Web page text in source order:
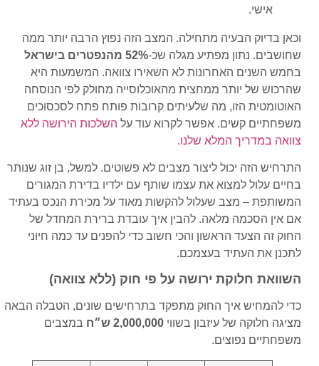
אישי.
וכאן בדיוק הבעיה מתחילה. המצב הזה נפוץ הרבה יותר ממה
שחושבים. נתון מפתיע מגלה שכ-52% מהנפטרים בישראל
בחמש השנים האחרונות לא השאירו צוואה. המשמעות היא
שהרכוש של יותר ממחצית מהאוכלוסייה מחולק לפי הנוסחה
האוטומטית הזו, מה שלעיתים קרובות פותח פתח לסכסוכים
משפחתיים קשים. אפשר לקרוא עוד על השלכות הירושה ללא
צוואה במדריך המלא שלנו.
התרחיש הזה יכול ליצור מצבים לא פשוטים. למשל, בן זוג שנותר
בחיים עלול למצוא את עצמו שותף עם ילדיו בדירת המגורים
המשותפת – מצב שעלול להקשות מאוד על מכירת הנכס בעתיד
אם אין הסכמה מלאה. להבין איך עובדת ברירת המחדל של
החוק זה הצעד הראשון והכי חשוב כדי להפנים עד כמה חיוני
לתכנן את העתיד בעצמכם.
השוואת חלוקת ירושה על פי חוק (ללא צוואה)
כדי להמחיש איך החוק מתפקד בתרחישים שונים, הטבלה הבאה
מציגה חלוקה של עיזבון בשווי 2,000,000 ש״ח
במצבים
משפחתיים נפוצים.